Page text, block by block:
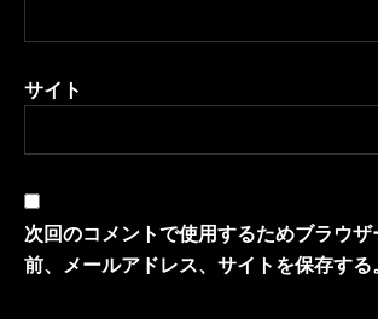
サイト
次回のコメントで使用するためブラウザ
前、メールアドレス、サイトを保存する。